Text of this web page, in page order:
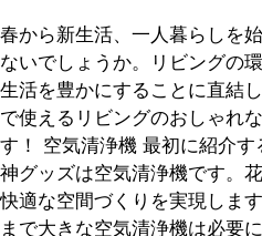
春から新生活、一人暮らしを
ないでしょうか。リビングの
生活を豊かにすることに直結
で使えるリビングのおしゃれ
す！ 空気清浄機 最初に紹介
神グッズは空気清浄機です。
快適な空間づくりを実現しま
まで大きな空気清浄機は必要